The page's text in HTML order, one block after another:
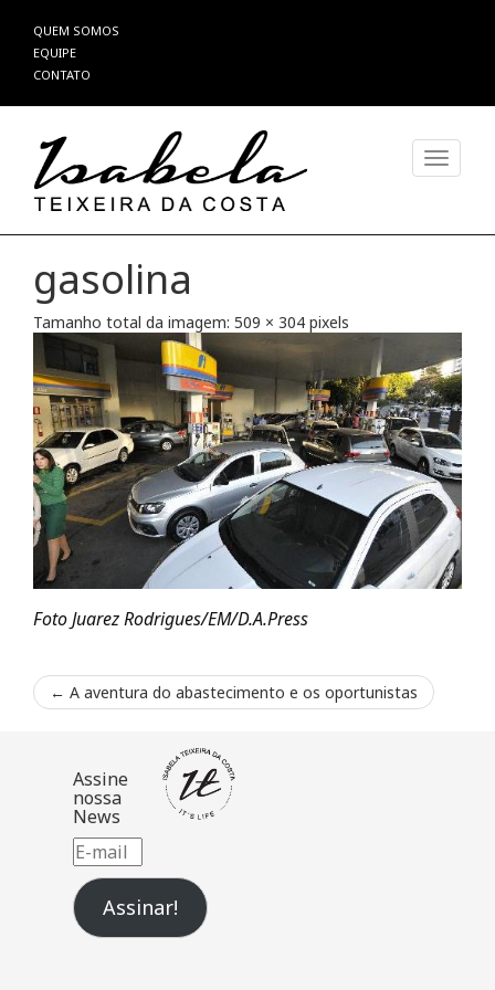
Pular
para
o
QUEM SOMOS
EQUIPE
CONTATO
gasolina
Tamanho total da imagem: 509 × 304 pixels
Foto Juarez Rodrigues/EM/D.A.Press
← A aventura do abastecimento e os oportunistas
Assine
nossa
News
E-
mail
Assinar!